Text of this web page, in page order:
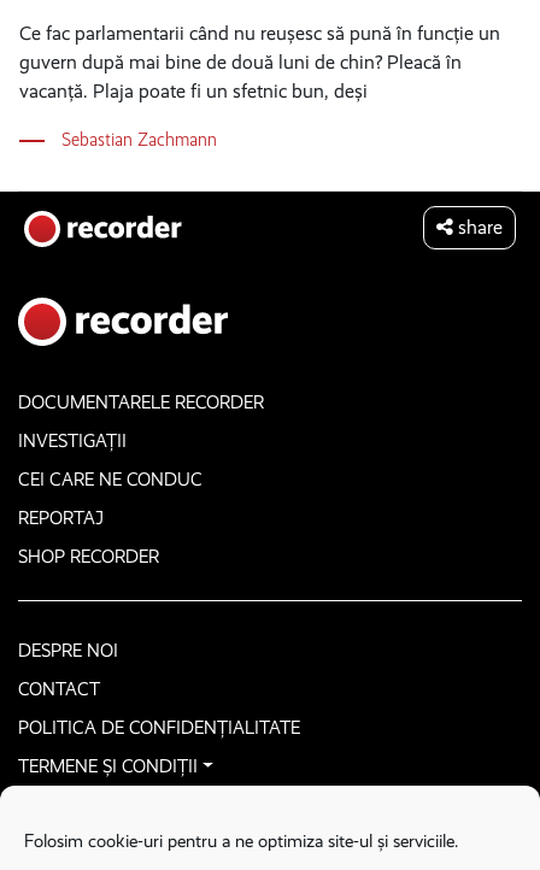
Folosim cookie-uri pentru a ne optimiza site-ul și serviciile.
Ce fac parlamentarii când nu reușesc să pună în funcție un
guvern după mai bine de două luni de chin? Pleacă în
vacanță. Plaja poate fi un sfetnic bun, deși
Sebastian Zachmann
share
DOCUMENTARELE RECORDER
INVESTIGAȚII
CEI CARE NE CONDUC
REPORTAJ
SHOP RECORDER
DESPRE NOI
CONTACT
POLITICA DE CONFIDENȚIALITATE
TERMENE ȘI CONDIȚII